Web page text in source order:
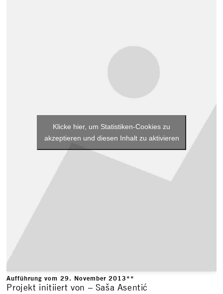
Klicke hier, um Statistiken-Cookies zu
akzeptieren und diesen Inhalt zu aktivieren
Aufführung vom 29. November 2013**
Projekt initiiert von – Saša Asentić